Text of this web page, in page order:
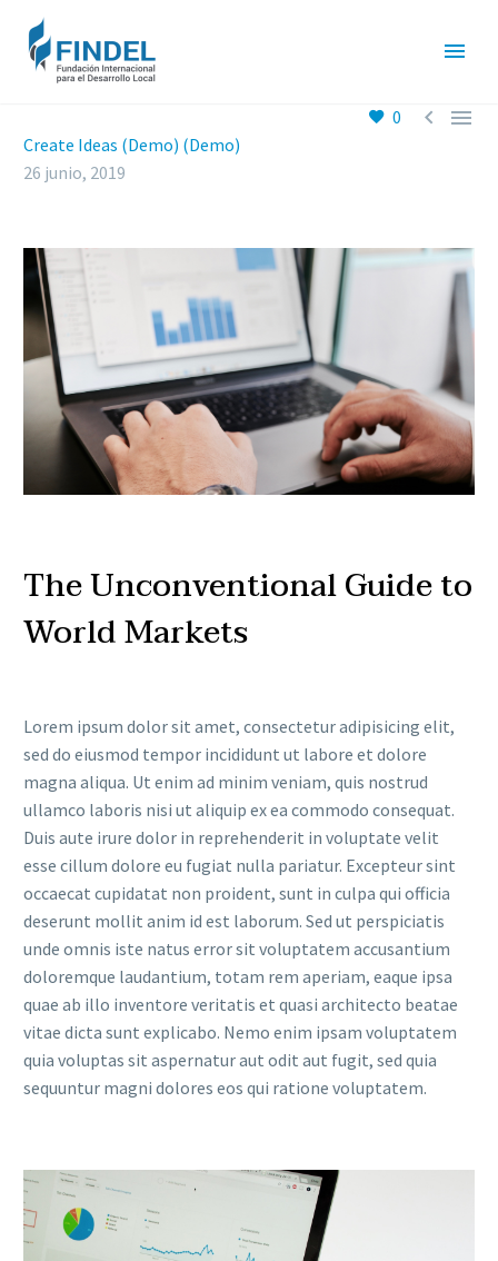
0  
Create Ideas (Demo) (Demo)
26 junio, 2019
The Unconventional Guide to
World Markets
Lorem ipsum dolor sit amet, consectetur adipisicing elit,
sed do eiusmod tempor incididunt ut labore et dolore
magna aliqua. Ut enim ad minim veniam, quis nostrud
ullamco laboris nisi ut aliquip ex ea commodo consequat.
Duis aute irure dolor in reprehenderit in voluptate velit
esse cillum dolore eu fugiat nulla pariatur. Excepteur sint
occaecat cupidatat non proident, sunt in culpa qui officia
deserunt mollit anim id est laborum. Sed ut perspiciatis
unde omnis iste natus error sit voluptatem accusantium
doloremque laudantium, totam rem aperiam, eaque ipsa
quae ab illo inventore veritatis et quasi architecto beatae
vitae dicta sunt explicabo. Nemo enim ipsam voluptatem
quia voluptas sit aspernatur aut odit aut fugit, sed quia
sequuntur magni dolores eos qui ratione voluptatem.